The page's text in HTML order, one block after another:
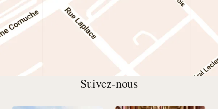
Suivez-nous